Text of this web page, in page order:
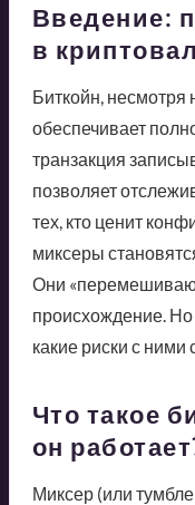
Введение:
в
Биткойн, несмотря
обеспечивает
транзакция
позволяет
тех, кто ценит
миксеры
Они
происхождение.
какие риски с ними
Что такое
он
Миксер (или